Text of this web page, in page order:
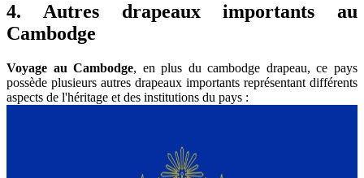
4. Autres drapeaux importants au
Cambodge
Voyage au Cambodge, en plus du cambodge drapeau, ce pays
possède plusieurs autres drapeaux importants représentant différents
aspects de l'héritage et des institutions du pays :